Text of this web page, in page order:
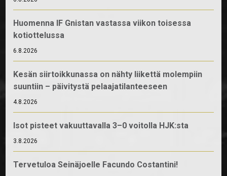
Huomenna IF Gnistan vastassa viikon toisessa
kotiottelussa
6.8.2026
Kesän siirtoikkunassa on nähty liikettä molempiin
suuntiin – päivitystä pelaajatilanteeseen
4.8.2026
Isot pisteet vakuuttavalla 3–0 voitolla HJK:sta
3.8.2026
Tervetuloa Seinäjoelle Facundo Costantini!